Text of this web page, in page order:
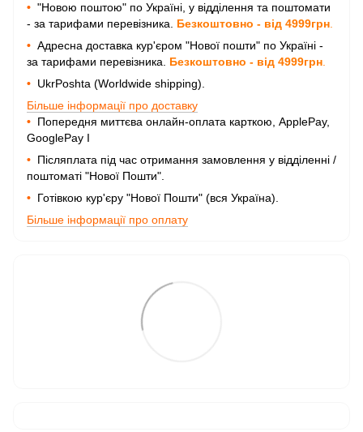
• "Новою поштою" по Україні, у відділення та поштомати
- за тарифами перевізника. Безкоштовно - від 4999грн
• Адресна доставка кур'єром "Нової пошти" по Україні -
за тарифами перевізника. Безкоштовно - від 4999грн
• UkrPoshta (Worldwide shipping).
Більше інформації про доставку
• Попередня миттєва онлайн-оплата карткою, ApplePay,
GooglePay I
• Післяплата під час отримання замовлення у відділенні /
поштоматі "Нової Пошти".
• Готівкою кур'єру "Нової Пошти" (вся Україна).
Більше інформації про оплату